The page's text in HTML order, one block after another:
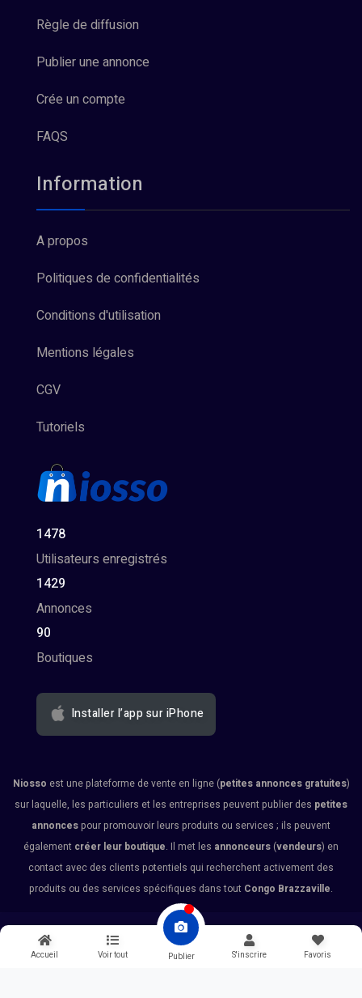
Accueil Voir tout Publier S'inscrire Favoris
Règle de diffusion
Publier une annonce
Crée un compte
FAQS
Information
A propos
Politiques de confidentialités
Conditions d'utilisation
Mentions légales
CGV
Tutoriels
1478
Utilisateurs enregistrés
1429
Annonces
90
Boutiques
Installer l’app sur iPhone
Niosso est une plateforme de vente en ligne (petites annonces gratuites)
sur laquelle, les particuliers et les entreprises peuvent publier des petites
annonces pour promouvoir leurs produits ou services ; ils peuvent
également créer leur boutique. Il met les annonceurs (vendeurs) en
contact avec des clients potentiels qui recherchent activement des
produits ou des services spécifiques dans tout Congo Brazzaville.
© 2026 Niosso